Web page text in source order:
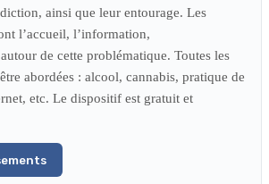
ainsi que leur entourage. Les
l’accueil, l’information,
de cette problématique. Toutes les
abordées : alcool, cannabis, pratique de
etc. Le dispositif est gratuit et